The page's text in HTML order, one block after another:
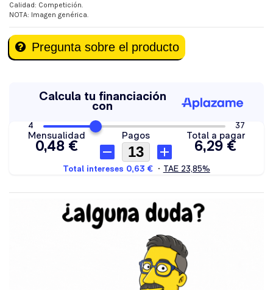
Calidad: Competición.
NOTA: Imagen genérica.
Pregunta sobre el producto